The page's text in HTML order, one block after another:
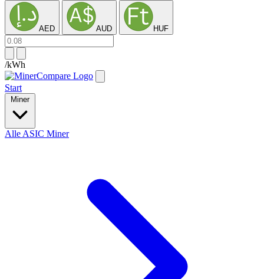
AED AUD HUF
/kWh
Start
Miner
Alle ASIC Miner